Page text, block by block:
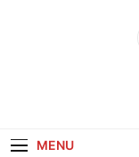
MENU